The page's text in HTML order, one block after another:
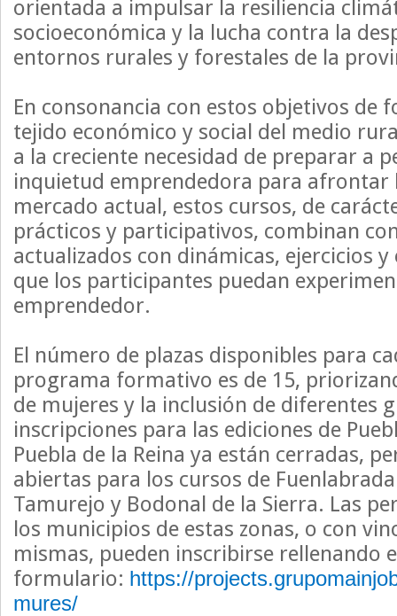
orientada a impulsar la resiliencia
socioeconómica y la lucha contra la
entornos rurales y forestales de la
En consonancia con estos objetivos de
tejido económico y social del medio
a la creciente necesidad de preparar a
inquietud emprendedora para afrontar
mercado actual, estos cursos, de
prácticos y participativos, combinan
actualizados con dinámicas, ejercicios
que los participantes puedan
emprendedor.
El número de plazas disponibles para
programa formativo es de 15,
de mujeres y la inclusión de diferentes
inscripciones para las ediciones de
Puebla de la Reina ya están cerradas,
abiertas para los cursos de
Tamurejo y Bodonal de la Sierra. Las
los municipios de estas zonas, o con
mismas, pueden inscribirse rellenando
formulario: https://
mures/